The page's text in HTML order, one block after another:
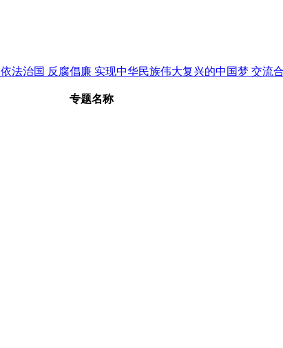
依法治国 反腐倡廉 实现中华民族伟大复兴的中国梦 交流
专题名称